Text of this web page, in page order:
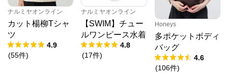
ナルミヤオンライン
カット楊柳Tシャ
ツ
4.9
(55件)
ナルミヤオンライン
【SWIM】チュー
ルワンピース水着
4.8
(17件)
Honeys
多ポケットボディ
バッグ
4.6
(106件)